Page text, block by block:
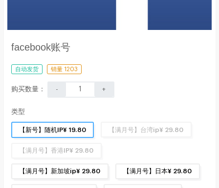
facebook账号
自动发货 销量 1203
购买数量： - +
类型
【新号】随机IP¥ 19.80 【满月号】台湾ip¥ 29.80
【满月号】香港IP¥ 29.80
【满月号】新加坡ip¥ 29.80 【满月号】日本¥ 29.80